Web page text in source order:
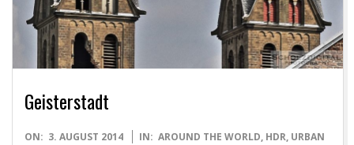
G
Geisterstadt
2014-
ON: 3. AUGUST 2014 IN: AROUND THE WORLD, HDR, URBAN